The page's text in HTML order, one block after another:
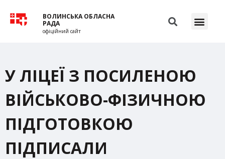
ВОЛИНСЬКА ОБЛАСНА
РАДА
офіційний сайт
У ЛІЦЕЇ З ПОСИЛЕНОЮ
ВІЙСЬКОВО-ФІЗИЧНОЮ
ПІДГОТОВКОЮ
ПІДПИСАЛИ